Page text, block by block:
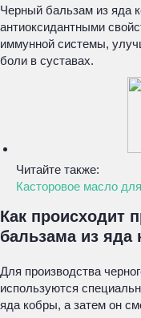
Черный бальзам из яда
антиоксидантными
иммунной системы,
боли в суставах.
Читайте также:
Касторовое масло
Как происходит
бальзама из яда
Для производства
используются
яда кобры, а затем он